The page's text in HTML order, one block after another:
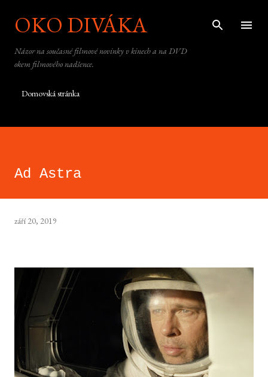
Přeskočit na hlavní obsah
OKO DIVÁKA
Názor na současné filmové novinky v kinech a na DVD
okem filmového nadšence.
Domovská stránka
Ad Astra
září 20, 2019